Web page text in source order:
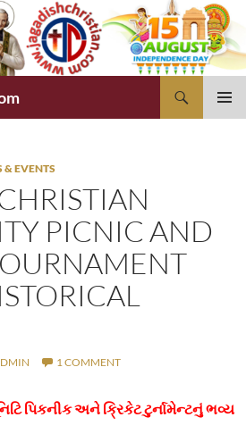
& EVENTS
PICNIC AND
1 COMMENT
પિકનીક અને ક્રિકેટ ટુર્નામેન્ટનું ભવ્ય